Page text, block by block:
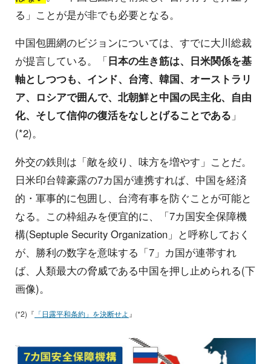
る」ことが是が非でも必要となる。
中国包囲網のビジョンについては、すでに大川総裁
が提言している。「日本の生き筋は、日米関係を基
軸としつつも、インド、台湾、韓国、オーストラリ
ア、ロシアで囲んで、北朝鮮と中国の民主化、自由
化、そして信仰の復活をなしとげることである 」
(*2)。
外交の鉄則は「敵を絞り、味方を増やす」ことだ。
日米印台韓豪露の7カ国が連携すれば、中国を経済
的・軍事的に包囲し、台湾有事を防ぐことが可能と
なる。この枠組みを便宜的に、「7カ国安全保障機
構(Septuple Security Organization」と呼称しておく
が、勝利の数字を意味する「7」カ国が連帯すれ
ば、人類最大の脅威である中国を押し止められる(下
画像)。
(*2)『 「日露平和条約」を決断せよ 』